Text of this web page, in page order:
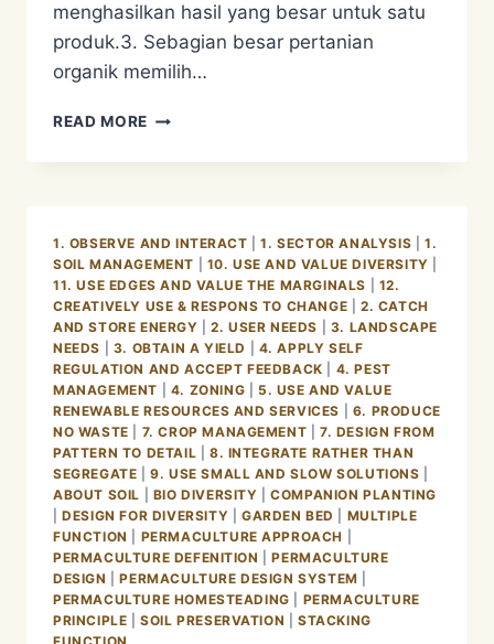
menghasilkan hasil yang besar untuk satu
produk.3. Sebagian besar pertanian
organik memilih…
READ MORE PERBEDAAN
ORGANIC
1. OBSERVE AND INTERACT |1. SECTOR ANALYSIS
1.
SOIL MANAGEMENT
10. USE AND VALUE DIVERSITY
11. USE EDGES AND VALUE THE MARGINALS
12.
CREATIVELY USE & RESPONS TO CHANGE |2. CATCH
AND STORE ENERGY |2. USER NEEDS
3. LANDSCAPE
NEEDS
3. OBTAIN A YIELD
4. APPLY SELF
REGULATION AND ACCEPT FEEDBACK
4. PEST
MANAGEMENT
4. ZONING
5. USE AND VALUE
RENEWABLE RESOURCES AND SERVICES
6. PRODUCE
NO WASTE
7. CROP MANAGEMENT |7. DESIGN FROM
PATTERN TO DETAIL
8. INTEGRATE RATHER THAN
SEGREGATE |9. USE SMALL AND SLOW SOLUTIONS
ABOUT SOIL
BIO DIVERSITY |COMPANION PLANTING
|DESIGN FOR DIVERSITY GARDEN BED
MULTIPLE
FUNCTION
PERMACULTURE APPROACH
PERMACULTURE DEFENITION
|PERMACULTURE
DESIGN
|PERMACULTURE DESIGN SYSTEM
PERMACULTURE HOMESTEADING
PERMACULTURE
PRINCIPLE |SOIL PRESERVATION |STACKING